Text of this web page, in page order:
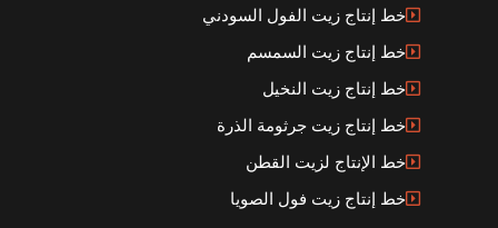
خط إنتاج زيت الفول السودني
خط إنتاج زيت السمسم
خط إنتاج زيت النخيل
خط إنتاج زيت جرثومة الذرة
خط الإنتاج لزيت القطن
خط إنتاج زيت فول الصويا